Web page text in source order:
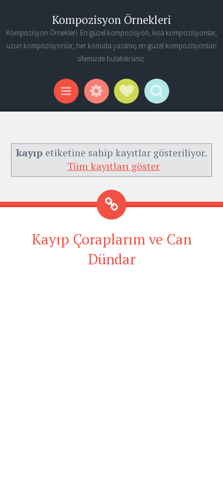
Kompozisyon Örnekleri
Kompozisyon Örnekleri. En güzel kompozisyon, kısa kompozisyonlar,
uzun kompozisyonlar, her konuda yazılmış en güzel kompozisyonları
sitemizde bulabilirsiniz.
Menu WidgetsSocial Links
Search
kayıp etiketine sahip kayıtlar gösteriliyor.
Tüm kayıtları göster
Kayıp Çoraplarım ve Can
Dündar